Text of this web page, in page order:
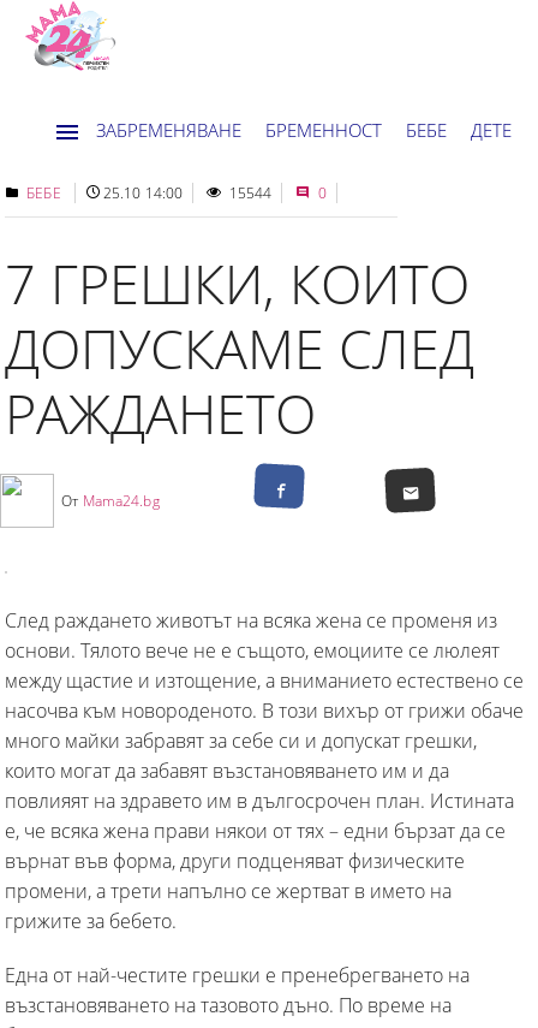
ЗАБРЕМЕНЯВАНЕ БРЕМЕННОСТ БЕБЕ ДЕТЕ
ДОМ НОВИНИ ХОРОСКОП
БЕБЕ 25.10 14:00 15544 0
7 ГРЕШКИ, КОИТО
ДОПУСКАМЕ СЛЕД
РАЖДАНЕТО
От Mama24.bg
След раждането животът на всяка жена се променя из
основи. Тялото вече не е същото, емоциите се люлеят
между щастие и изтощение, а вниманието естествено се
насочва към новороденото. В този вихър от грижи обаче
много майки забравят за себе си и допускат грешки,
които могат да забавят възстановяването им и да
повлияят на здравето им в дългосрочен план. Истината
е, че всяка жена прави някои от тях – едни бързат да се
върнат във форма, други подценяват физическите
промени, а трети напълно се жертват в името на
грижите за бебето.
Една от най-честите грешки е пренебрегването на
възстановяването на тазовото дъно. По време на